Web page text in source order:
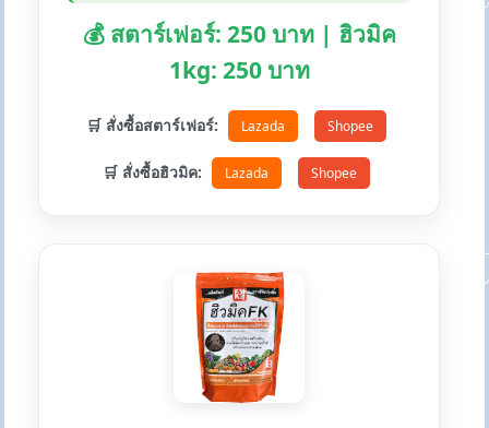
💰 สตาร์เฟอร์: 250 บาท | ฮิวมิค
1kg: 250 บาท
🛒 สั่งซื้อสตาร์เฟอร์: Lazada Shopee
🛒 สั่งซื้อฮิวมิค: Lazada Shopee